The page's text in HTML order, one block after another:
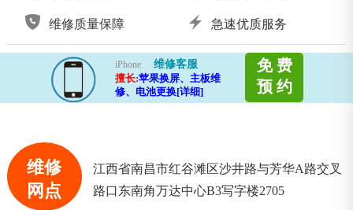
维修质量保障 急速优质服务
iPhone
维修客服
擅长:苹果换屏、主板维
修、电池更换[详细]
免 费
预 约
维修
网点
江西省南昌市红谷滩区沙井路与芳华A路交叉
路口东南角万达中心B3写字楼2705